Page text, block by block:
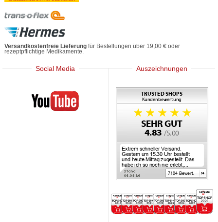
Versandkostenfreie Lieferung für Bestellungen über 19,00 € oder
rezeptpflichtige Medikamente.
Social Media
Mediherz
Auszeichnungen